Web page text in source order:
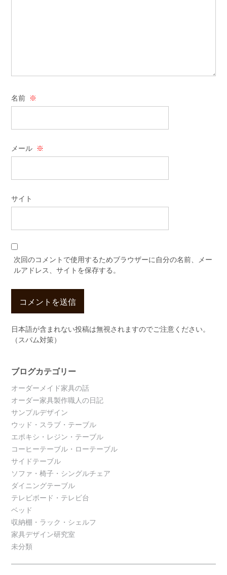
名前 ※
メール ※
サイト
次回のコメントで使用するためブラウザーに自分の名前、メー
ルアドレス、サイトを保存する。
日本語が含まれない投稿は無視されますのでご注意ください。
（スパム対策）
ブログカテゴリー
オーダーメイド家具の話
オーダー家具製作職人の日記
サンプルデザイン
ウッド・スラブ・テーブル
エポキシ・レジン・テーブル
コーヒーテーブル・ローテーブル
サイドテーブル
ソファ・椅子・シングルチェア
ダイニングテーブル
テレビボード・テレビ台
ベッド
収納棚・ラック・シェルフ
家具デザイン研究室
未分類